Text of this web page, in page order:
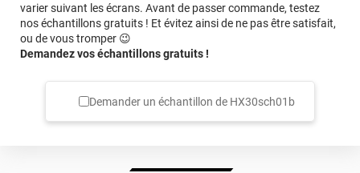
varier suivant les écrans. Avant de passer commande, testez
nos échantillons gratuits ! Et évitez ainsi de ne pas être satisfait,
ou de vous tromper 😉
Demandez vos échantillons gratuits !
Demander un échantillon de HX30sch01b